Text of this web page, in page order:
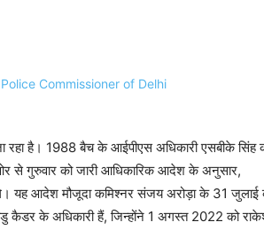
रहा है। 1988 बैच के आईपीएस अधिकारी एसबीके सिंह
ओर से गुरुवार को जारी आधिकारिक आदेश के अनुसार,
यह आदेश मौजूदा कमिश्नर संजय अरोड़ा के 31 जुलाई
कैडर के अधिकारी हैं, जिन्होंने 1 अगस्त 2022 को